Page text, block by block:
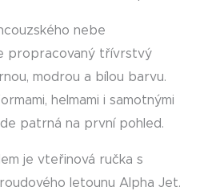
nebe
propracovaný třívrstvý
modrou a bílou barvu.
helmami i samotnými
patrná na první pohled.
je vteřinová ručka s
letounu Alpha Jet.